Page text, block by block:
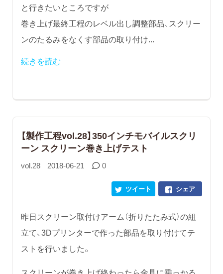
と行きたいところですが
巻き上げ最終工程のレベル出し調整部品、スクリー
ンのたるみをなくす部品の取り付け...
続きを読む
【製作工程vol.28】350インチモバイルスクリ
ーン スクリーン巻き上げテスト
vol.28 2018-06-21 0
シェア
ツイート
昨日スクリーン取付けアーム（折りたたみ式）の組
立て、3Dプリンターで作った部品を取り付けてテ
ストを行いました。